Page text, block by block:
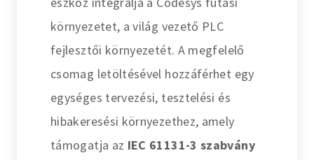
környezetet, a világ vezető PLC
fejlesztői környezetét. A megfelelő
csomag letöltésével hozzáférhet egy
egységes tervezési, tesztelési és
hibakeresési környezethez, amely
támogatja az IEC 61131-3 szabvány